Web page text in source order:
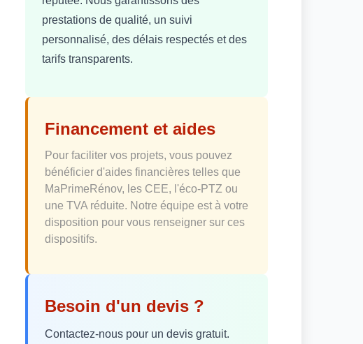
prestations de qualité, un suivi
personnalisé, des délais respectés et des
tarifs transparents.
Financement et aides
Pour faciliter vos projets, vous pouvez
bénéficier d'aides financières telles que
MaPrimeRénov, les CEE, l'éco-PTZ ou
une TVA réduite. Notre équipe est à votre
disposition pour vous renseigner sur ces
dispositifs.
Besoin d'un devis ?
Contactez-nous pour un devis gratuit.